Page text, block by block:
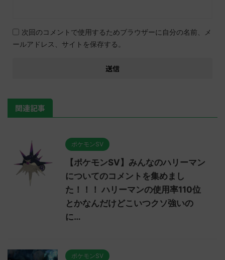
次回のコメントで使用するためブラウザーに自分の名前、メ
ールアドレス、サイトを保存する。
関連記事
ポケモンSV
【ポケモンSV】みんなのハリーマン
についてのコメントを集めまし
た！！！ ハリーマンの使用率110位
とかなんだけどこいつクソ強いの
に…
ポケモンSV